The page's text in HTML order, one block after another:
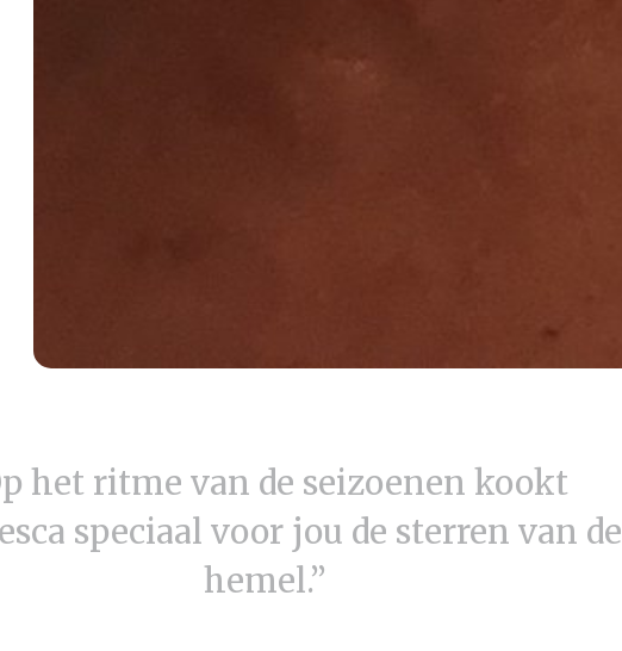
het ritme van de seizoenen kookt
speciaal voor jou de sterren van de
hemel.”